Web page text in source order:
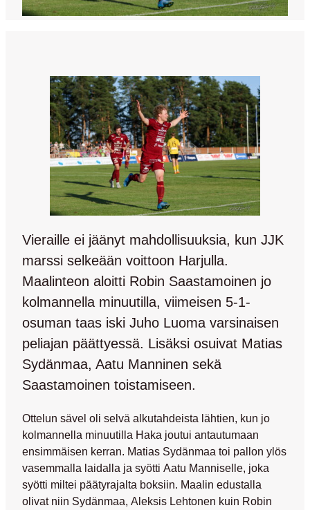
Vieraille ei jäänyt mahdollisuuksia, kun JJK
marssi selkeään voittoon Harjulla.
Maalinteon aloitti Robin Saastamoinen jo
kolmannella minuutilla, viimeisen 5-1-
osuman taas iski Juho Luoma varsinaisen
peliajan päättyessä. Lisäksi osuivat Matias
Sydänmaa, Aatu Manninen sekä
Saastamoinen toistamiseen.
Ottelun sävel oli selvä alkutahdeista lähtien, kun jo
kolmannella minuutilla Haka joutui antautumaan
ensimmäisen kerran. Matias Sydänmaa toi pallon ylös
vasemmalla laidalla ja syötti Aatu Manniselle, joka
syötti miltei päätyrajalta boksiin. Maalin edustalla
olivat niin Sydänmaa, Aleksis Lehtonen kuin Robin